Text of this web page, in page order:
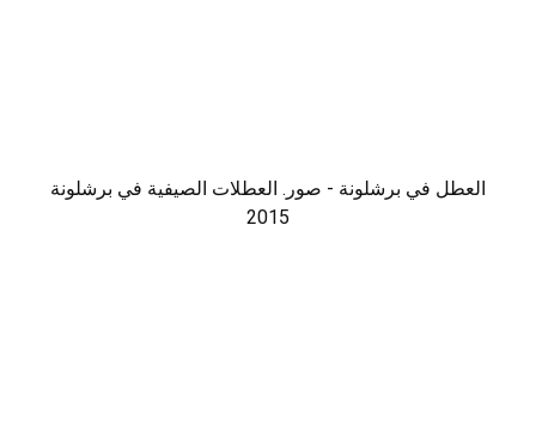
العطل في برشلونة - صور. العطلات الصيفية في برشلونة
2015